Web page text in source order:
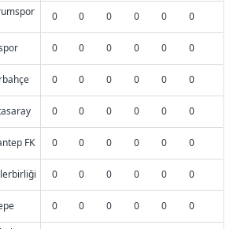
aşağıda yer alan panel
Çerezlere ilişkin detaylı bilgi
tıklayabilir,Çerez Bilgilendirme
Verilerin Korunması Kanunu uyarınca
Metnimizi okumak ve sitemizde
olarak kullanılan çerezlerle ilgili bilgi